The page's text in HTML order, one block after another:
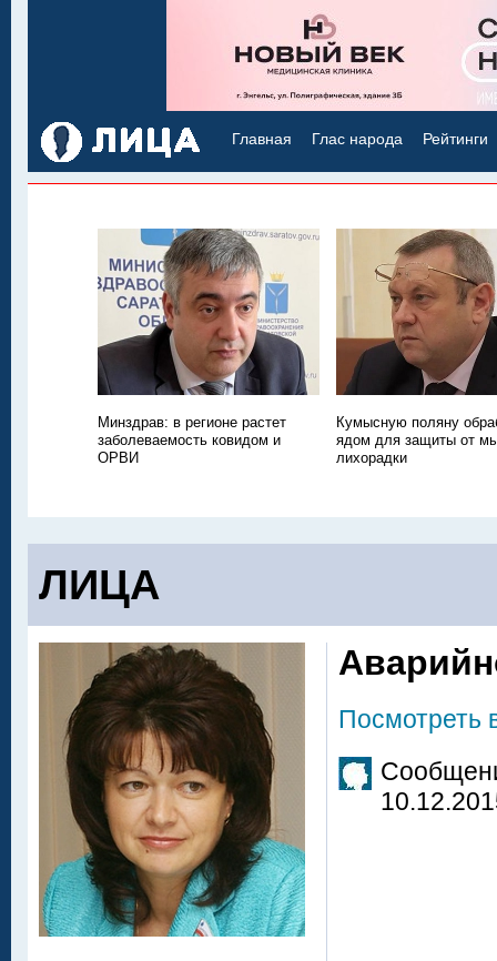
Главная Глас народа Рейтинги
Минздрав: в регионе растет
заболеваемость ковидом и
ОРВИ
Кумысную поляну
ядом для защиты от
лихорадки
ЛИЦА
Посмотреть